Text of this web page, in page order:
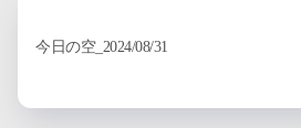
今日の空_2024/08/31